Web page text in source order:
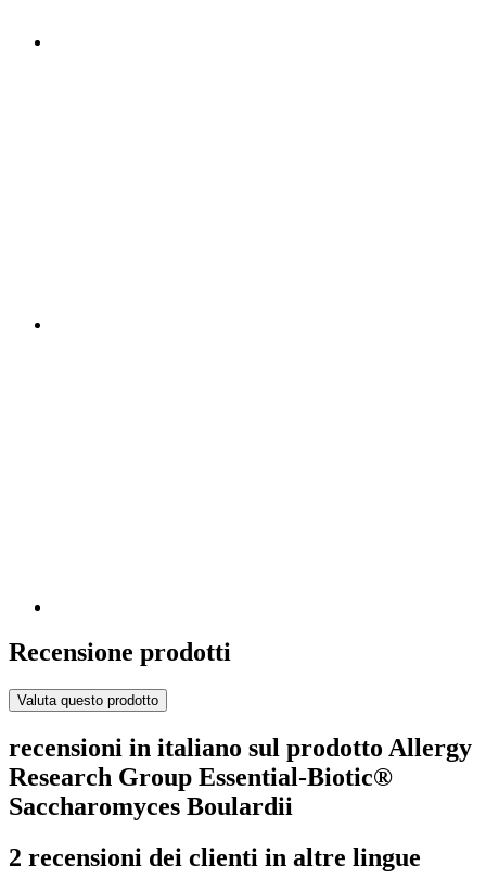
Recensione prodotti
Valuta questo prodotto
recensioni in italiano sul prodotto Allergy
Research Group Essential-Biotic®
Saccharomyces Boulardii
2 recensioni dei clienti in altre lingue